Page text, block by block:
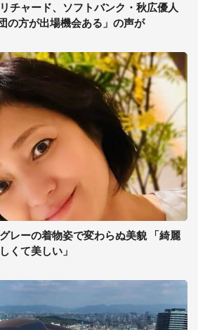
チャード、ソフトバンク・秋広優人
の方が出場機会ある」の声が
レーの着物姿で変わらぬ美貌 「綺麗
くて美しい」